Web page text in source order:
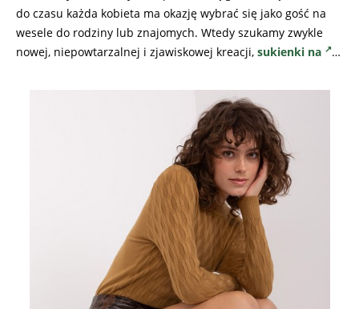
do czasu każda kobieta ma okazję wybrać się jako gość na
wesele do rodziny lub znajomych. Wtedy szukamy zwykle
nowej, niepowtarzalnej i zjawiskowej kreacji, sukienki na …